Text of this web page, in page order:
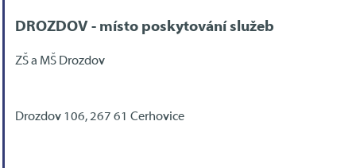
DROZDOV - místo poskytování služeb
ZŠ a MŠ Drozdov
Drozdov 106, 267 61 Cerhovice